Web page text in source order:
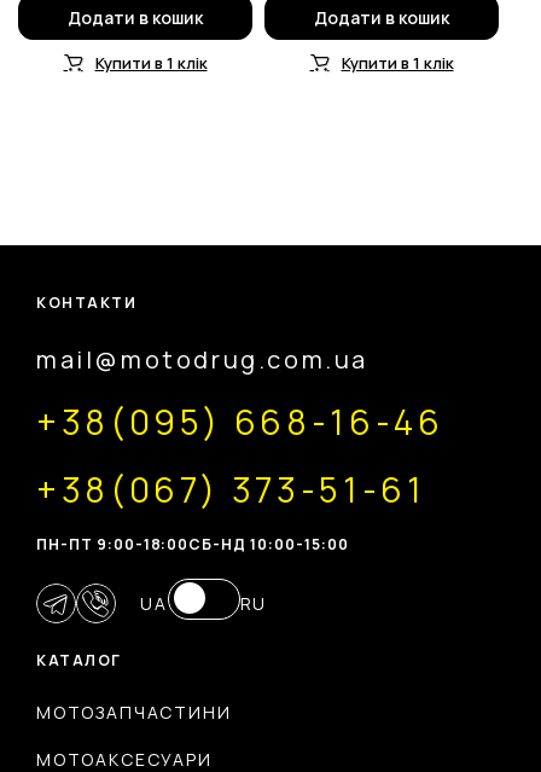
Додати в кошик
Купити в 1 клік
Додати в кошик
Купити в 1 клік
КАТАЛОГ
МОТОЗАПЧАСТИНИ
МОТОАКСЕСУАРИ
КОНТАКТИ
mail@motodrug.com.ua
+38(095) 668-16-46
+38(067) 373-51-61
ПН-ПТ 9:00-18:00CБ-НД 10:00-15:00
UA RU